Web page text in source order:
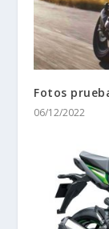
Fotos
06/12/2022